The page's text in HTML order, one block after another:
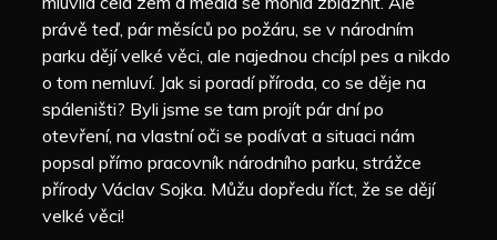
právě teď, pár měsíců po požáru, se v národním
parku dějí velké věci, ale najednou chcípl pes a nikdo
o tom nemluví. Jak si poradí příroda, co se děje na
spáleništi? Byli jsme se tam projít pár dní po
otevření, na vlastní oči se podívat a situaci nám
popsal přímo pracovník národního parku, strážce
přírody Václav Sojka. Můžu dopředu říct, že se dějí
velké věci!